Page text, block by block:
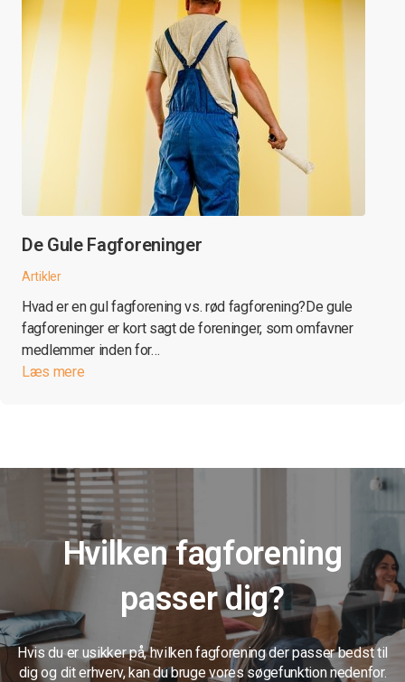
De Gule Fagforeninger
Artikler
Hvad er en gul fagforening vs. rød fagforening?De gule
fagforeninger er kort sagt de foreninger, som omfavner
medlemmer inden for…
Læs mere
Hvilken fagforening
passer dig?
Hvis du er usikker på, hvilken fagforening der passer bedst til
dig og dit erhverv, kan du bruge vores søgefunktion nedenfor.